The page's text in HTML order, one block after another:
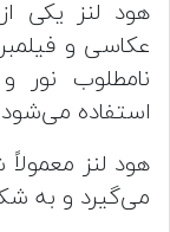
هود لنز یکی
عکاسی و
نامطلوب نور
استفاده
هود لنز معمولاً
می‌گیرد و به